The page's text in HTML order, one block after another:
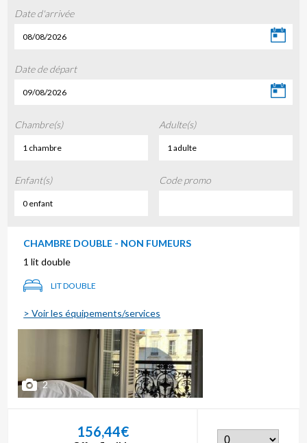
Date d'arrivée
08/08/2026
Date de départ
09/08/2026
Chambre(s)
1 chambre
Adulte(s)
1 adulte
Enfant(s)
0 enfant
Code promo
CHAMBRE DOUBLE - NON FUMEURS
1 lit double
LIT DOUBLE
> Voir les équipements/services
2
156,44€